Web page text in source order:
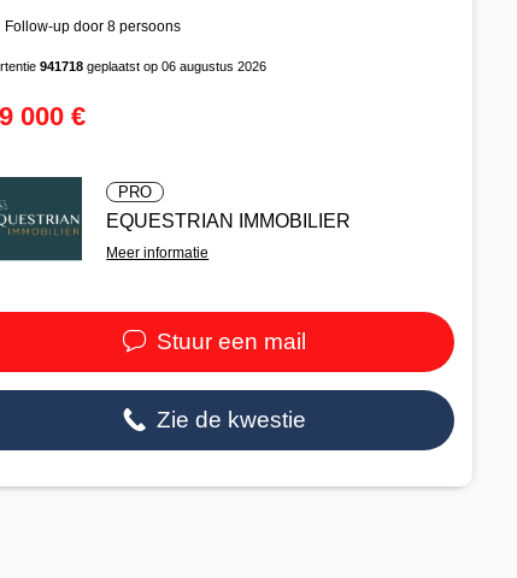
Follow-up door 8 persoons
941718 geplaatst op 06 augustus 2026
000 €
PRO
EQUESTRIAN IMMOBILIER
Meer informatie
Stuur een mail
Zie de kwestie